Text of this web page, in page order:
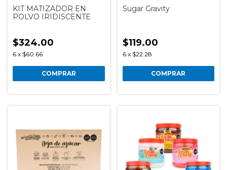
KIT MATIZADOR EN
POLVO IRIDISCENTE
$324.00
6 x $60.66
COMPRAR
Sugar Gravity
$119.00
6 x $22.28
COMPRAR